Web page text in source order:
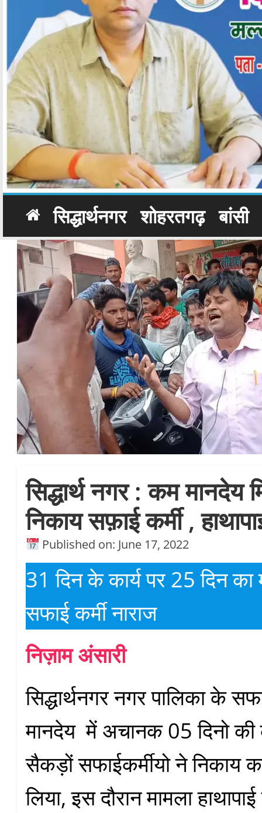
सिद्धार्थनगर शोहरतगढ़ बांसी
सिद्धार्थ नगर : कम मानदेय
निकाय सफ़ाई कर्मी ,
Published on: June 17, 2022
31 दिन के कार्य पर 25 दिन का
सफाई कर्मी नाराज
निज़ाम अंसारी
सिद्धार्थनगर नगर पालिका के
मानदेय में अचानक 05 दिनो की
सैकड़ों सफाईकर्मीयो ने निकाय
लिया, इस दौरान मामला